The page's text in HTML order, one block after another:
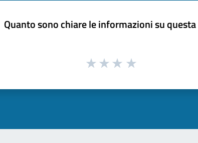
Quanto sono chiare le informazioni su